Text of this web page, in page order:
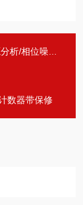
/相位噪声仪
数器带保修